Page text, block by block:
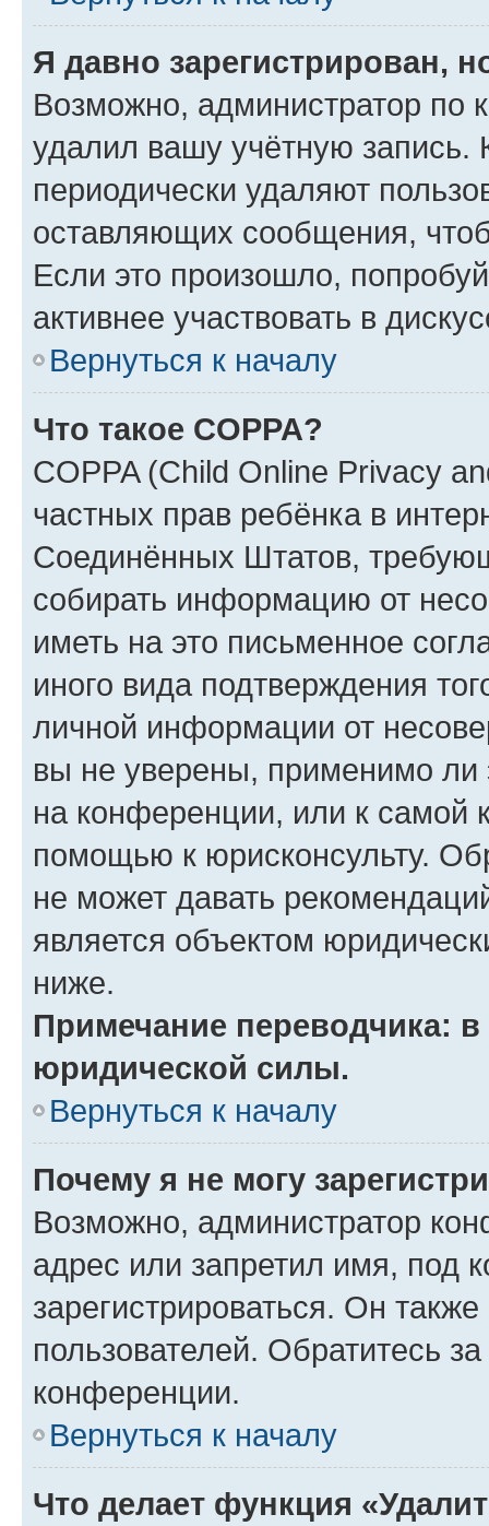
Я давно зарегистрирован,
Возможно, администратор по
удалил вашу учётную запись.
периодически удаляют
оставляющих сообщения,
Если это произошло,
активнее участвовать в
Вернуться к началу
Что такое COPPA?
COPPA (Child Online Privacy
частных прав ребёнка в
Соединённых Штатов,
собирать информацию от
иметь на это письменное
иного вида подтверждения
личной информации от
вы не уверены, применимо ли
на конференции, или к самой
помощью к юрисконсульту.
не может давать
является объектом
ниже.
Примечание переводчика:
юридической силы.
Вернуться к началу
Почему я не могу
Возможно, администратор
адрес или запретил имя, под
зарегистрироваться. Он
пользователей. Обратитесь
конференции.
Вернуться к началу
Что делает функция